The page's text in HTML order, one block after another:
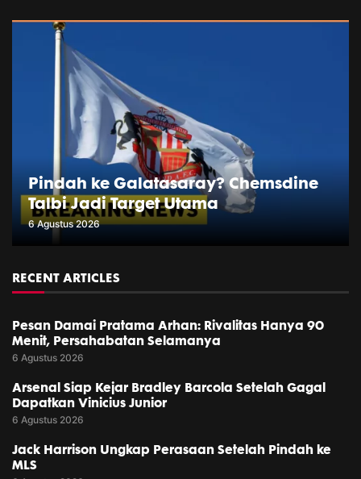
Pindah ke Galatasaray? Chemsdine
Talbi Jadi Target Utama
6 Agustus 2026
RECENT ARTICLES
Pesan Damai Pratama Arhan: Rivalitas Hanya 90
Menit, Persahabatan Selamanya
6 Agustus 2026
Arsenal Siap Kejar Bradley Barcola Setelah Gagal
Dapatkan Vinicius Junior
6 Agustus 2026
Jack Harrison Ungkap Perasaan Setelah Pindah ke
MLS